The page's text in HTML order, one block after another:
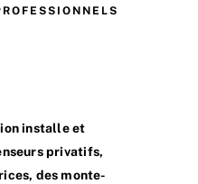
installe et
privatifs,
des monte-